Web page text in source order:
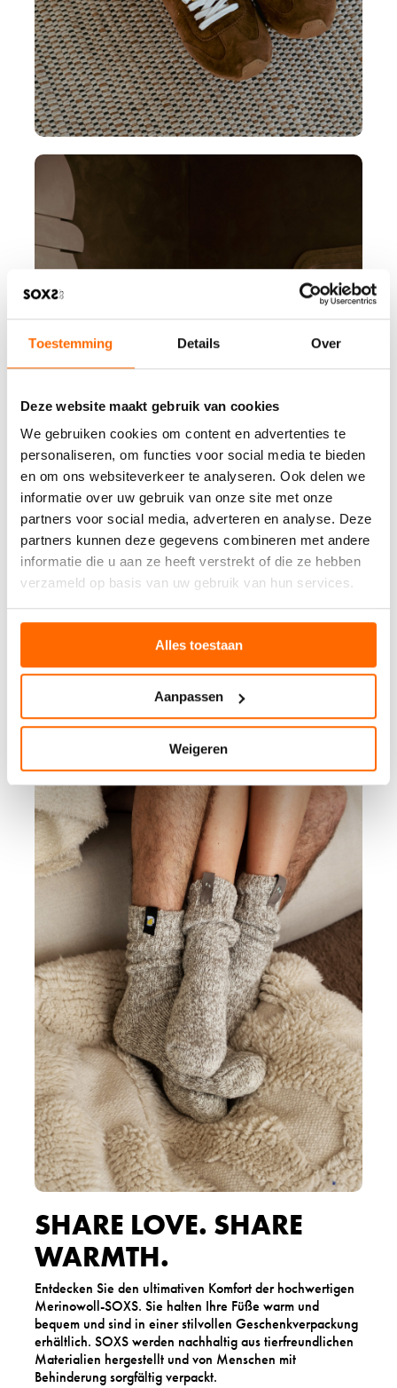
Toestemming Details Over
Deze website maakt gebruik van cookies
We gebruiken cookies om content en advertenties te
personaliseren, om functies voor social media te bieden
en om ons websiteverkeer te analyseren. Ook delen we
informatie over uw gebruik van onze site met onze
partners voor social media, adverteren en analyse. Deze
partners kunnen deze gegevens combineren met andere
informatie die u aan ze heeft verstrekt of die ze hebben
verzameld op basis van uw gebruik van hun services.
Alles toestaan
Aanpassen
Weigeren
SHARE LOVE. SHARE
WARMTH.
Entdecken Sie den ultimativen Komfort der hochwertigen
Merinowoll-SOXS. Sie halten Ihre Füße warm und
bequem und sind in einer stilvollen Geschenkverpackung
erhältlich. SOXS werden nachhaltig aus tierfreundlichen
Materialien hergestellt und von Menschen mit
Behinderung sorgfältig verpackt.